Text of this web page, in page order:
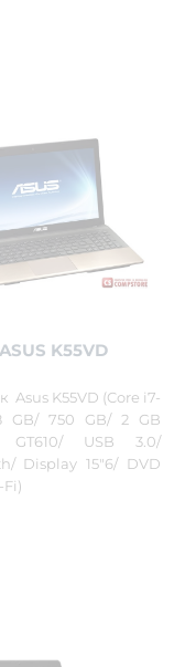
ASUS K55VD
Asus K55VD (Core i7-
GB/ 750 GB/ 2 GB
GT610/ USB 3.0/
Display 15"6/ DVD
Fi)